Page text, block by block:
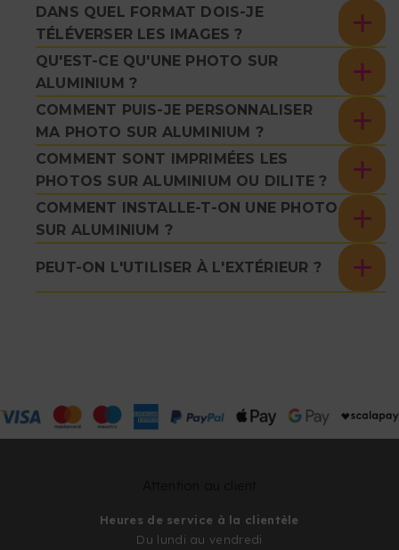
DANS QUEL FORMAT DOIS-JE
TÉLÉVERSER LES IMAGES ?
QU'EST-CE QU'UNE PHOTO SUR
ALUMINIUM ?
COMMENT PUIS-JE PERSONNALISER
MA PHOTO SUR ALUMINIUM ?
COMMENT SONT IMPRIMÉES LES
PHOTOS SUR ALUMINIUM OU DILITE ?
COMMENT INSTALLE-T-ON UNE PHOTO
SUR ALUMINIUM ?
PEUT-ON L'UTILISER À L'EXTÉRIEUR ?
Heures de service à la clientèle
Du lundi au vendredi